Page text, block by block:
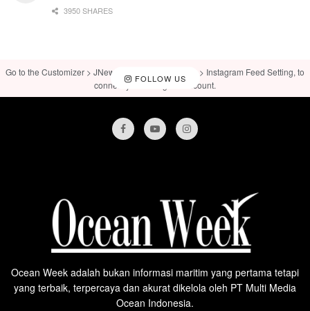
3950 SHARES
FOLLOW US
Go to the Customizer > JNews : Social, Like & View > Instagram Feed Setting, to
connect your Instagram account.
Ocean Week adalah bukan informasi maritim yang pertama tetapi
yang terbaik, terpercaya dan akurat dikelola oleh PT Multi Media
Ocean Indonesia.